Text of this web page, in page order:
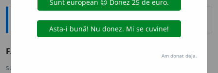
Explicative DEX
FAV
sursa:
Am donat deja.